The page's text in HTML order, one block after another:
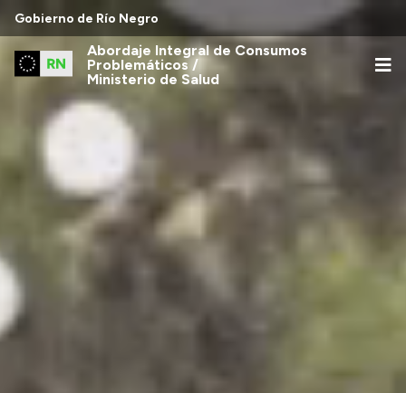
Gobierno de Río Negro
Abordaje Integral de Consumos
Problemáticos /
Ministerio de Salud